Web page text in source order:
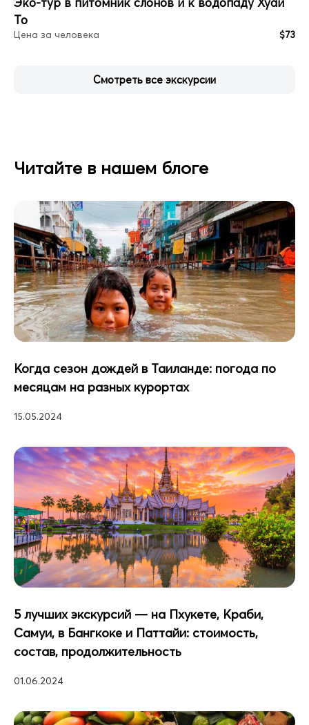
То
Цена за человека $73
Смотреть все экскурсии
Читайте в нашем блоге
Когда сезон дождей в Таиланде: погода по
месяцам на разных курортах
15.05.2024
5 лучших экскурсий — на Пхукете, Краби,
Самуи, в Бангкоке и Паттайи: стоимость,
состав, продолжительность
01.06.2024